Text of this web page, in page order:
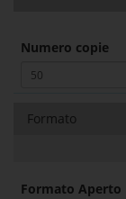
Numero copie
Formato
Formato Aperto